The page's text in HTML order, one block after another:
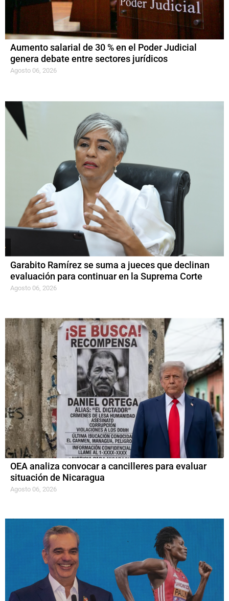
Aumento salarial de 30 % en el Poder Judicial
genera debate entre sectores jurídicos
Agosto 06, 2026
Garabito Ramírez se suma a jueces que declinan
evaluación para continuar en la Suprema Corte
Agosto 06, 2026
OEA analiza convocar a cancilleres para evaluar
situación de Nicaragua
Agosto 06, 2026